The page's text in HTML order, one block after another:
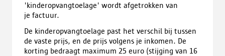
'kinderopvangtoelage' wordt afgetrokken van
je factuur.
De kinderopvangtoelage past het verschil bij tussen
de vaste prijs, en de prijs volgens je inkomen. De
korting bedraagt maximum 25 euro (stijging van 16